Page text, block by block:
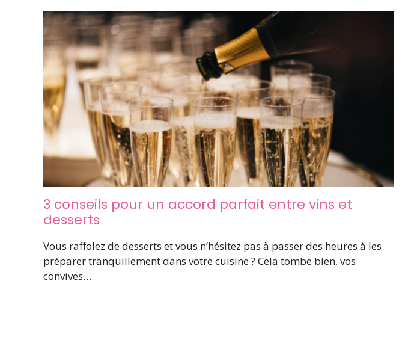
3 conseils pour un accord parfait entre vins et
desserts
Vous raffolez de desserts et vous n’hésitez pas à passer des heures à les
préparer tranquillement dans votre cuisine ? Cela tombe bien, vos
convives…